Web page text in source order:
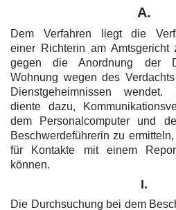
A.
Dem Verfahren liegt die
einer Richterin am Amtsgericht
gegen die Anordnung der
Wohnung wegen des
Dienstgeheimnissen wendet.
diente dazu,
dem Personalcomputer und
Beschwerdeführerin zu
für Kontakte mit einem
können.
I.
Die Durchsuchung bei dem